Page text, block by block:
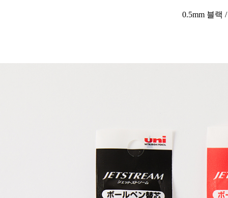
0.5mm 블랙